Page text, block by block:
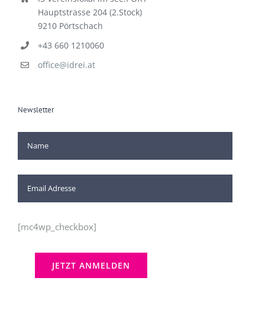
9210 Pörtschach
+43 660 1210060
office@idrei.at